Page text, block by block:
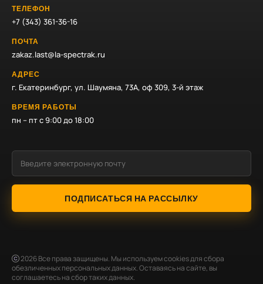
ТЕЛЕФОН
+7 (343) 361-36-16
ПОЧТА
zakaz.last@la-spectrak.ru
АДРЕС
г. Екатеринбург, ул. Шаумяна, 73А, оф 309, 3-й этаж
ВРЕМЯ РАБОТЫ
пн – пт с 9:00 до 18:00
ПОДПИСАТЬСЯ НА РАССЫЛКУ
2026Все права защищены. Мы используем cookies для сбора
обезличенных персональных данных. Оставаясь на сайте, вы
соглашаетесь на сбор таких данных.